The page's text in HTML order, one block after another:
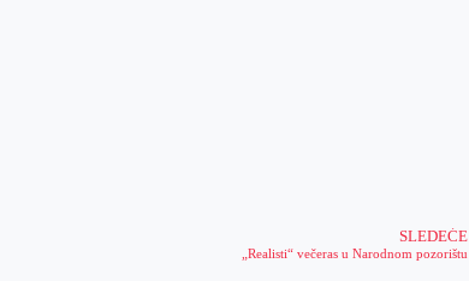
SLEDEĆE
„Realisti“ večeras u Narodnom pozorištu